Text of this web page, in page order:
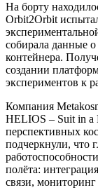
На борту
Orbit2Orbit
собирала данные
контейнера.
создании
экспериментов к
Компания
HELIOS – Suit in
перспективных
подчеркнули, что
полёта:
связи,